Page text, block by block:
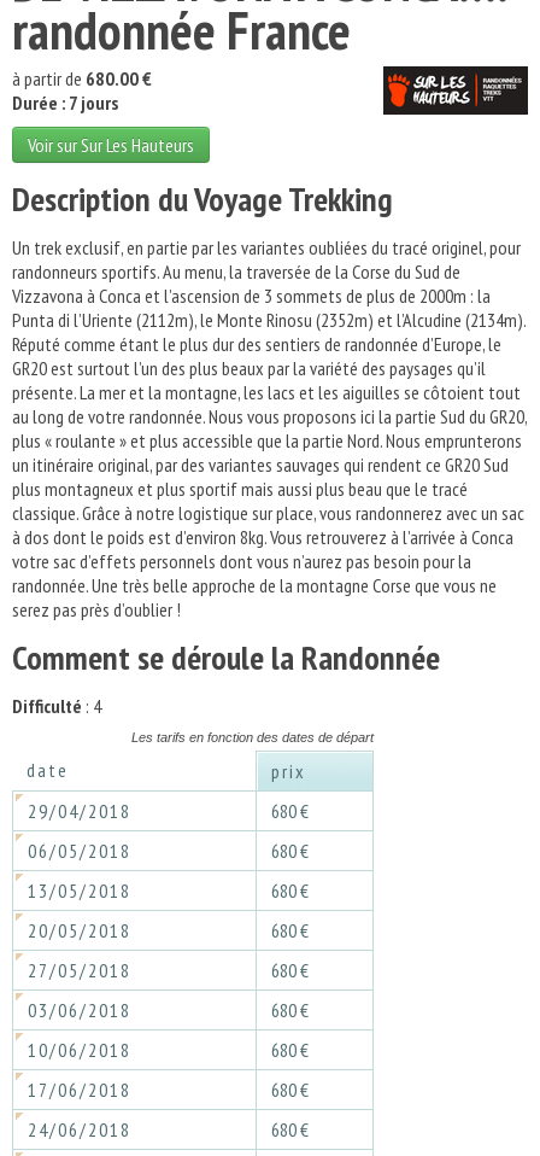
randonnée France
à partir de 680.00 €
Durée : 7 jours
Voir sur Sur Les Hauteurs
Description du Voyage Trekking
Un trek exclusif, en partie par les variantes oubliées du tracé originel, pour
randonneurs sportifs. Au menu, la traversée de la Corse du Sud de
Vizzavona à Conca et l’ascension de 3 sommets de plus de 2000m : la
Punta di l’Uriente (2112m), le Monte Rinosu (2352m) et l’Alcudine (2134m).
Réputé comme étant le plus dur des sentiers de randonnée d’Europe, le
GR20 est surtout l’un des plus beaux par la variété des paysages qu’il
présente. La mer et la montagne, les lacs et les aiguilles se côtoient tout
au long de votre randonnée. Nous vous proposons ici la partie Sud du GR20,
plus « roulante » et plus accessible que la partie Nord. Nous emprunterons
un itinéraire original, par des variantes sauvages qui rendent ce GR20 Sud
plus montagneux et plus sportif mais aussi plus beau que le tracé
classique. Grâce à notre logistique sur place, vous randonnerez avec un sac
à dos dont le poids est d’environ 8kg. Vous retrouverez à l’arrivée à Conca
votre sac d’effets personnels dont vous n’aurez pas besoin pour la
randonnée. Une très belle approche de la montagne Corse que vous ne
serez pas près d’oublier !
Comment se déroule la Randonnée
Difficulté : 4
Les tarifs en fonction des dates de départ
date
prix
29/04/2018
680 €
06/05/2018
680 €
13/05/2018
680 €
20/05/2018
680 €
27/05/2018
680 €
03/06/2018
680 €
10/06/2018
680 €
17/06/2018
680 €
24/06/2018
680 €